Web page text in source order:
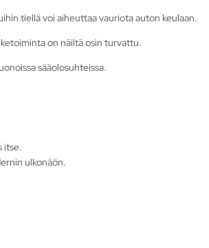
tiellä voi aiheuttaa vauriota auton keulaan.
on näiltä osin turvattu.
sääolosuhteissa.
itse.
ulkonäön.